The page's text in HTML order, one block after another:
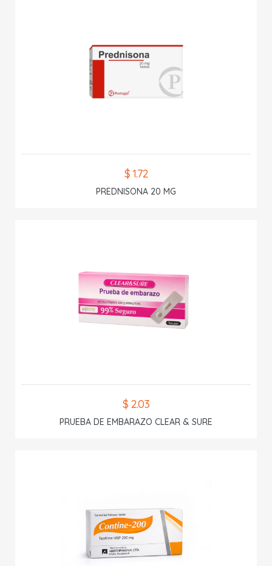
$ 1.72
PREDNISONA 20 MG
$ 2.03
PRUEBA DE EMBARAZO CLEAR & SURE